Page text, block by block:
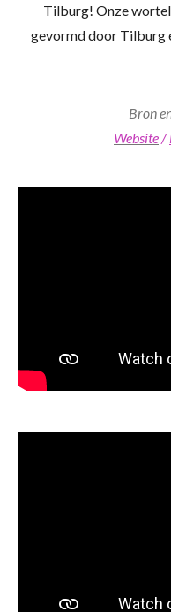
Tilburg! Onze
gevormd door Tilburg
Bron
Website /